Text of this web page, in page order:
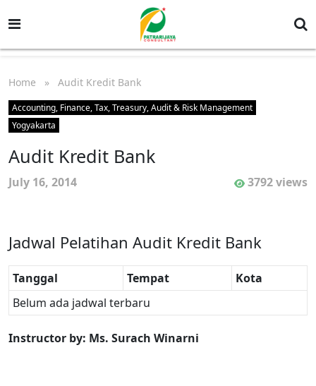
Home » Audit Kredit Bank
Accounting, Finance, Tax, Treasury, Audit & Risk Management
Yogyakarta
Audit Kredit Bank
July 16, 2014 3792 views
Jadwal Pelatihan Audit Kredit Bank
Tanggal Tempat
Kota
Belum ada jadwal terbaru
Instructor by: Ms. Surach Winarni